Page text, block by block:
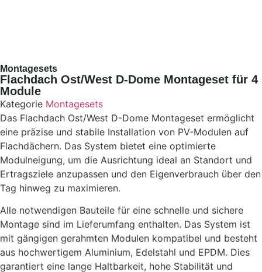
Montagesets
Flachdach Ost/West D-Dome Montageset für 4
Module
Kategorie Montagesets
Das Flachdach Ost/West D-Dome Montageset ermöglicht
eine präzise und stabile Installation von PV-Modulen auf
Flachdächern. Das System bietet eine optimierte
Modulneigung, um die Ausrichtung ideal an Standort und
Ertragsziele anzupassen und den Eigenverbrauch über den
Tag hinweg zu maximieren.
Alle notwendigen Bauteile für eine schnelle und sichere
Montage sind im Lieferumfang enthalten. Das System ist
mit gängigen gerahmten Modulen kompatibel und besteht
aus hochwertigem Aluminium, Edelstahl und EPDM. Dies
garantiert eine lange Haltbarkeit, hohe Stabilität und